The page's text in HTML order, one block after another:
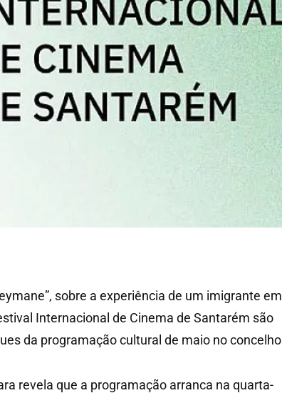
sobre a experiência de um imigrante em
Internacional de Cinema de Santarém são
da programação cultural de maio no concelho
revela que a programação arranca na quarta-